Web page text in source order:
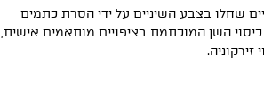
שחלו בצבע השיניים על ידי הסרת כתמים
כיסוי השן המוכתמת בציפויים מותאמים אישית,
זירקוניה.